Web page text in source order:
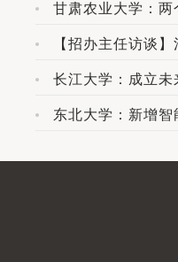
甘肃农业大学：两
【招办主任访谈
长江大学：成立
东北大学：新增